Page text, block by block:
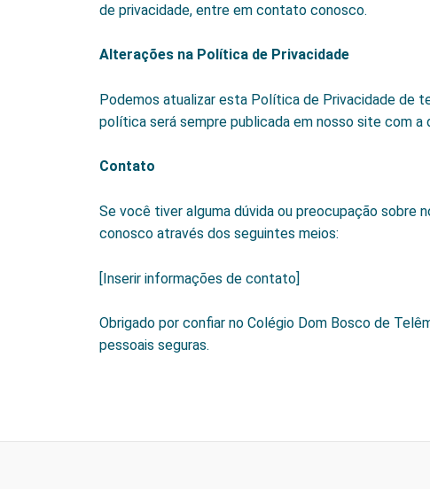
de privacidade, entre em contato conosco.
Alterações na Política de Privacidade
Podemos atualizar esta Política de Privacidade de
política será sempre publicada em nosso site com a
Contato
Se você tiver alguma dúvida ou preocupação
conosco através dos seguintes meios:
[Inserir informações de contato]
Obrigado por confiar no Colégio Dom Bosco de
pessoais seguras.